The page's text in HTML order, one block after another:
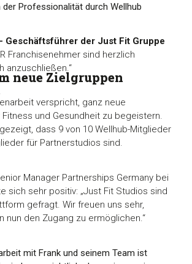
der Professionalität durch Wellhub
Geschäftsführer der Just Fit Gruppe
Franchisenehmer sind herzlich
anzuschließen.“
neue Zielgruppen
verspricht, ganz neue
und Gesundheit zu begeistern.
dass 9 von 10 Wellhub-Mitglieder
für Partnerstudios sind.
Manager Partnerships Germany bei
sich sehr positiv: „Just Fit Studios sind
gefragt. Wir freuen uns sehr,
nun den Zugang zu ermöglichen.“
mit Frank und seinem Team ist